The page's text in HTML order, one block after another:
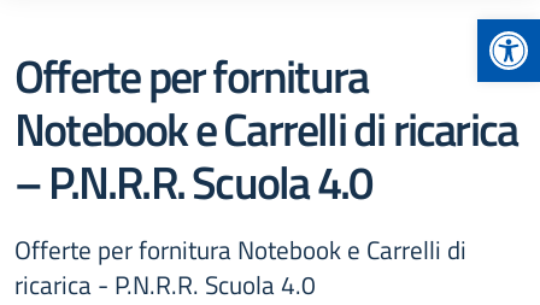
Offerte per fornitura
Notebook e Carrelli di ricarica
– P.N.R.R. Scuola 4.0
Offerte per fornitura Notebook e Carrelli di
ricarica - P.N.R.R. Scuola 4.0